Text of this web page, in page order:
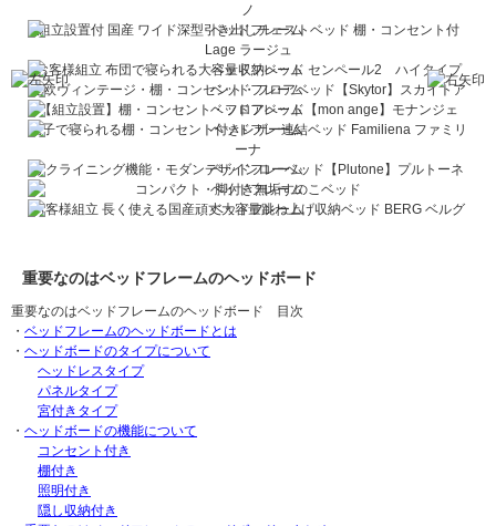
ノ
組立設置付 国産 ワイド深型引き出しチェストベッド 棚・コンセント付
Lage ラージュ
お客様組立 布団で寝られる大容量収納ベッド センペール2 ハイタイプ
北欧ヴィンテージ・棚・コンセント・フロアベッド【Skytor】スカイトア
【組立設置】棚・コンセント・フロアベッド【mon ange】モナンジェ
親子で寝られる棚・コンセント付きレザー連結ベッド Familiena ファミリ
ーナ
リクライニング機能・モダンデザインローベッド【Plutone】プルトーネ
コンパクト・脚付き無垢すのこベッド
お客様組立 長く使える国産頑丈大容量跳ね上げ収納ベッド BERG ベルグ
重要なのはベッドフレームのヘッドボード
重要なのはベッドフレームのヘッドボード 目次
・ ベッドフレームのヘッドボードとは
・ ヘッドボードのタイプについて
ヘッドレスタイプ
パネルタイプ
宮付きタイプ
・ ヘッドボードの機能について
コンセント付き
棚付き
照明付き
隠し収納付き